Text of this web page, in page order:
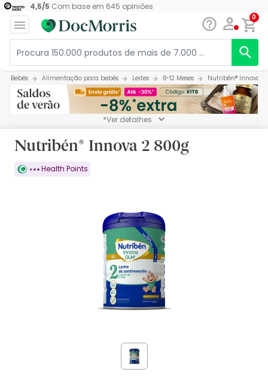
4,5/5 Com base em 645 opiniões
0
Bebés Alimentação para bebés Leites 6-12 Meses Nutribén® Innova 2
*Ver detalhes
Nutribén® Innova 2 800g
Health Points